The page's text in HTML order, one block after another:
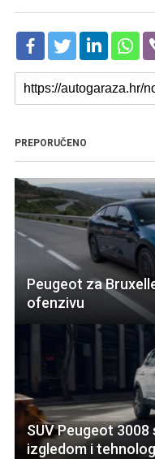
PREPORUČENO
Peugeot za
ofenzivu
SUV Peugeot
izgledom i